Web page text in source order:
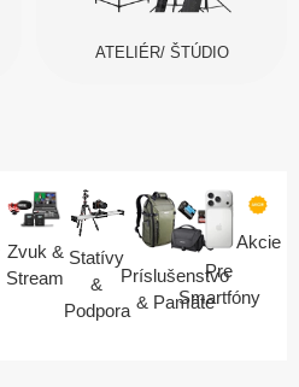
ATELIÉR/ ŠTÚDIO
Zvuk &
Stream
Statívy
&
Podpora
Príslušenstvo
& Pamäte
Pre
Smartfóny
Akcie